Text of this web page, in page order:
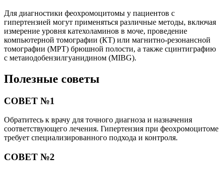
Для диагностики феохромоцитомы у пациентов с
гипертензией могут применяться различные методы, включая
измерение уровня катехоламинов в моче, проведение
компьютерной томографии (КТ) или магнитно-резонансной
томографии (МРТ) брюшной полости, а также сцинтиграфию
с метаиодобензилгуанидином (MIBG).
Полезные советы
СОВЕТ №1
Обратитесь к врачу для точного диагноза и назначения
соответствующего лечения. Гипертензия при феохромоцитоме
требует специализированного подхода и контроля.
СОВЕТ №2